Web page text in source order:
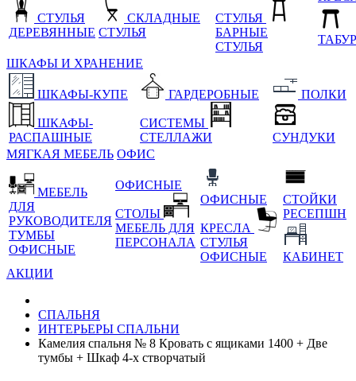
СТУЛЬЯ
ДЕРЕВЯННЫЕ
СКЛАДНЫЕ
СТУЛЬЯ
СТУЛЬЯ
БАРНЫЕ
СТУЛЬЯ
ШКАФЫ И ХРАНЕНИЕ
ШКАФЫ-КУПЕ
ШКАФЫ-
РАСПАШНЫЕ
ГАРДЕРОБНЫЕ
СИСТЕМЫ
СТЕЛЛАЖИ
ПОЛКИ
СУНДУКИ
МЯГКАЯ МЕБЕЛЬ ОФИС
МЕБЕЛЬ
ДЛЯ
РУКОВОДИТЕЛЯ
ТУМБЫ
ОФИСНЫЕ
ОФИСНЫЕ
СТОЛЫ
МЕБЕЛЬ ДЛЯ
ПЕРСОНАЛА
ОФИСНЫЕ
КРЕСЛА
СТУЛЬЯ
ОФИСНЫЕ
СТОЙКИ
РЕСЕПШН
КАБИНЕТ
АКЦИИ
СПАЛЬНЯ
ИНТЕРЬЕРЫ СПАЛЬНИ
Камелия спальня № 8 Кровать с ящиками 1400 + Две
тумбы + Шкаф 4-х створчатый